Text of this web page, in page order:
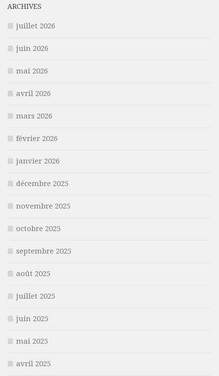
ARCHIVES
juillet 2026
juin 2026
mai 2026
avril 2026
mars 2026
février 2026
janvier 2026
décembre 2025
novembre 2025
octobre 2025
septembre 2025
août 2025
juillet 2025
juin 2025
mai 2025
avril 2025